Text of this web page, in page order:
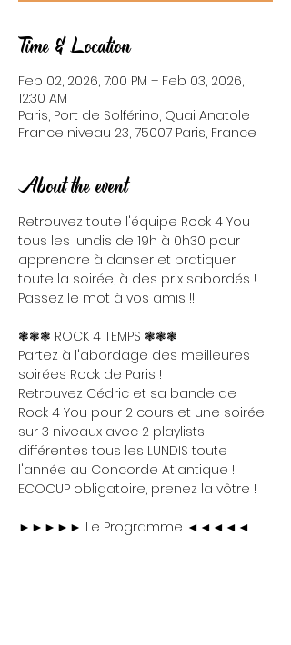
Time & Location
Feb 02, 2026, 7:00 PM – Feb 03, 2026,
12:30 AM
Paris, Port de Solférino, Quai Anatole
France niveau 23, 75007 Paris, France
About the event
Retrouvez toute l'équipe Rock 4 You
tous les lundis de 19h à 0h30 pour
apprendre à danser et pratiquer
toute la soirée, à des prix sabordés !
Passez le mot à vos amis !!!
❃❃❃ ROCK 4 TEMPS ❃❃❃
Partez à l'abordage des meilleures
soirées Rock de Paris !
Retrouvez Cédric et sa bande de
Rock 4 You pour 2 cours et une soirée
sur 3 niveaux avec 2 playlists
différentes tous les LUNDIS toute
l'année au Concorde Atlantique !
ECOCUP obligatoire, prenez la vôtre !
►►►►► Le Programme ◄◄◄◄◄